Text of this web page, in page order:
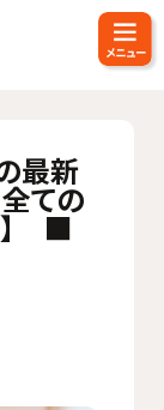
最新
ての
】 ■